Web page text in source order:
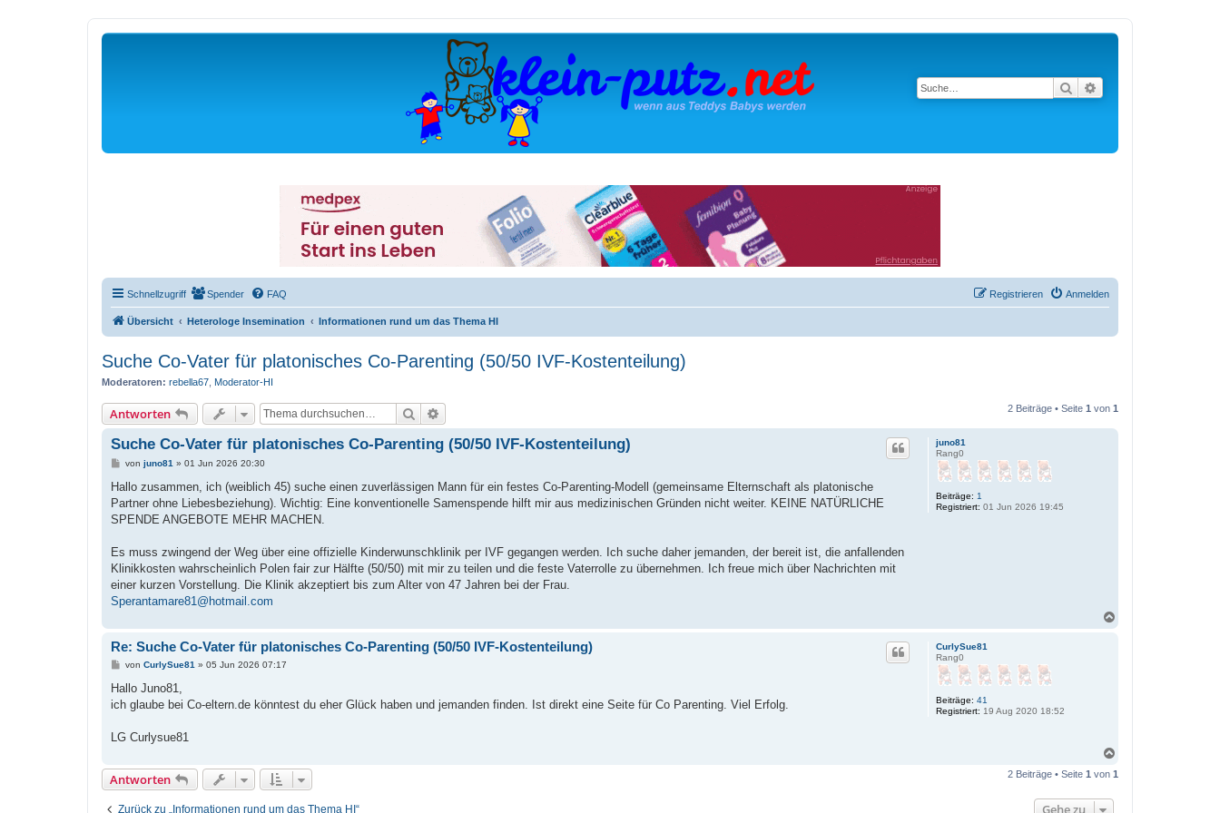
Suche
Schnellzugriff Spender FAQ Anmelden
Registrieren
Übersicht Heterologe Insemination Informationen rund um das Thema HI
Suche Co-Vater für platonisches Co-Parenting (50/50 IVF-Kostenteilung)
Moderatoren: rebella67 Moderator-HI
Antworten Suche 2 Beiträge • Seite 1 von 1
juno81
Rang0
Beiträge: 1
Registriert: 01 Jun 2026 19:45
Suche Co-Vater für platonisches Co-Parenting (50/50 IVF-Kostenteilung)
B
i
r
a
von juno81 » 01 Jun 2026 20:30
Hallo zusammen, ich (weiblich 45) suche einen zuverlässigen Mann für ein festes Co-Parenting-Modell (gemeinsame Elternschaft als platonische
Partner ohne Liebesbeziehung). Wichtig: Eine konventionelle Samenspende hilft mir aus medizinischen Gründen nicht weiter. KEINE NATÜRLICHE
SPENDE ANGEBOTE MEHR MACHEN.
Es muss zwingend der Weg über eine offizielle Kinderwunschklinik per IVF gegangen werden. Ich suche daher jemanden, der bereit ist, die anfallenden
Klinikkosten wahrscheinlich Polen fair zur Hälfte (50/50) mit mir zu teilen und die feste Vaterrolle zu übernehmen. Ich freue mich über Nachrichten mit
einer kurzen Vorstellung. Die Klinik akzeptiert bis zum Alter von 47 Jahren bei der Frau.
Sperantamare81@hotmail.com
CurlySue81
Rang0
Beiträge: 41
Registriert: 19 Aug 2020 18:52
Re: Suche Co-Vater für platonisches Co-Parenting (50/50 IVF-Kostenteilung)
B
i
r
von CurlySue81 » 05 Jun 2026 07:17
Hallo Juno81,
ich glaube bei Co-eltern.de könntest du eher Glück haben und jemanden finden. Ist direkt eine Seite für Co Parenting. Viel Erfolg.
LG Curlysue81
c
Antworten 2 Beiträge • Seite 1 von 1
Zurück zu „Informationen rund um das Thema HI“ Gehe zu